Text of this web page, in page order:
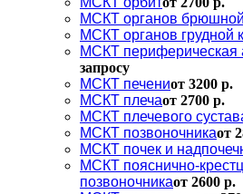
МСКТ органов
МСКТ органов грудной
МСКТ периферическая
запросу
МСКТ печениот 3200 р.
МСКТ плечаот 2700 р.
МСКТ плечевого
МСКТ позвоночникаот
МСКТ почек и
МСКТ пояснично-
позвоночникаот 2600 р.